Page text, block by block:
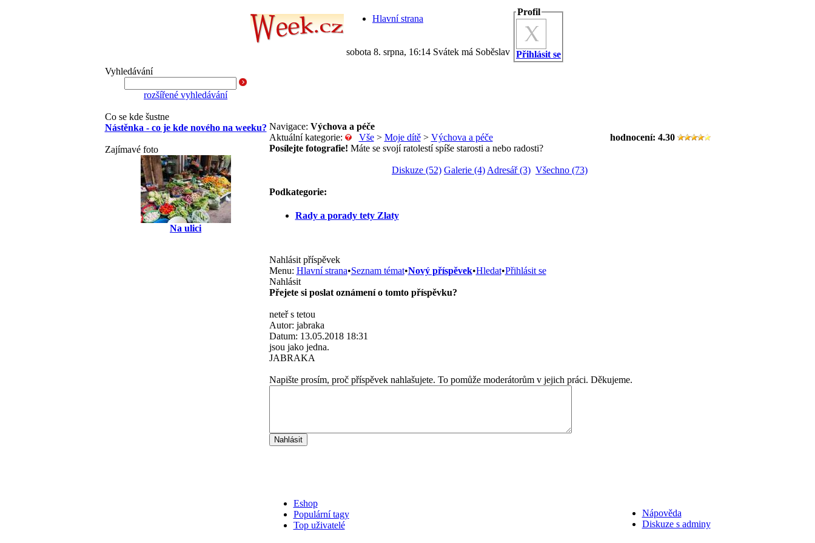
Hlavní strana
sobota 8. srpna, 16:14 Svátek má Soběslav
Profil
Přihlásit se
Vyhledávání
rozšířené vyhledávání
Co se kde šustne
Nástěnka - co je kde nového na weeku?
Zajímavé foto
Na ulici
Navigace: Výchova a péče
hodnocení: 4.30
Aktuální kategorie: Vše> Moje dítě> Výchova a péče
Posílejte fotografie! Máte se svojí ratolestí spíše starosti a nebo radosti?
Diskuze (52) Galerie (4) Adresář (3) Všechno (73)
Podkategorie:
Rady a porady tety Zlaty
Nahlásit příspěvek
Menu: Hlavní strana•Seznam témat•Nový příspěvek•Hledat•Přihlásit se
Nahlásit
Přejete si poslat oznámení o tomto příspěvku?
neteř s tetou
Autor: jabraka
Datum: 13.05.2018 18:31
jsou jako jedna.
JABRAKA
Napište prosím, proč příspěvek nahlašujete. To pomůže moderátorům v jejich práci. Děkujeme.
Nápověda
Diskuze s adminy
Eshop
Populární tagy
Top uživatelé